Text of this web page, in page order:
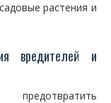
растения и
вредителей и